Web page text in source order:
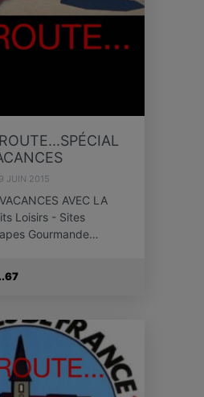
9 JUIN 2015
AVEC LA
Loisirs - Sites
Gourmande…